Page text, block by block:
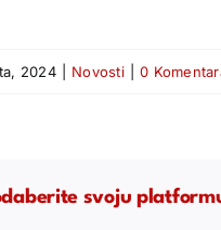
2024 Novosti 0
svoju